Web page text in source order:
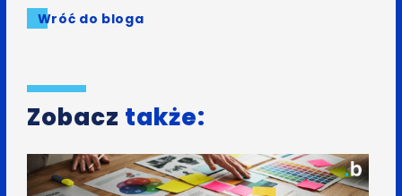
Wróć do bloga
Zobacz także: